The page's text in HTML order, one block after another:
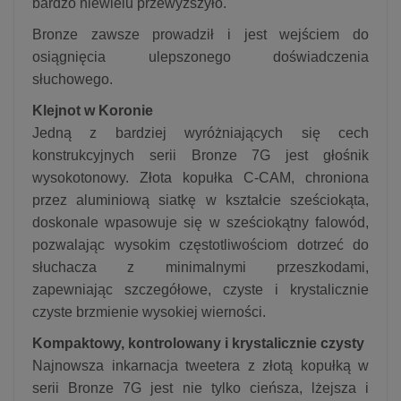
Bronze zawsze prowadził i jest wejściem do
osiągnięcia ulepszonego doświadczenia
słuchowego.
Klejnot w Koronie
Jedną z bardziej wyróżniających się cech
konstrukcyjnych serii Bronze 7G jest głośnik
wysokotonowy. Złota kopułka C-CAM, chroniona
przez aluminiową siatkę w kształcie sześciokąta,
doskonale wpasowuje się w sześciokątny falowód,
pozwalając wysokim częstotliwościom dotrzeć do
słuchacza z minimalnymi przeszkodami,
zapewniając szczegółowe, czyste i krystalicznie
czyste brzmienie wysokiej wierności.
Kompaktowy, kontrolowany i krystalicznie czysty
Najnowsza inkarnacja tweetera z złotą kopułką w
serii Bronze 7G jest nie tylko cieńsza, lżejsza i